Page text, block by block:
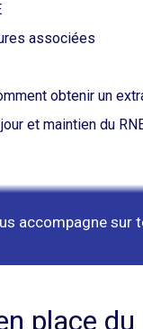
associées
obtenir un
et maintien du
accompagne sur
place du